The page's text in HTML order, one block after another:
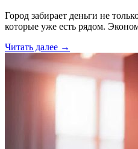
Город забирает деньги не
которые уже есть рядом.
Читать далее →